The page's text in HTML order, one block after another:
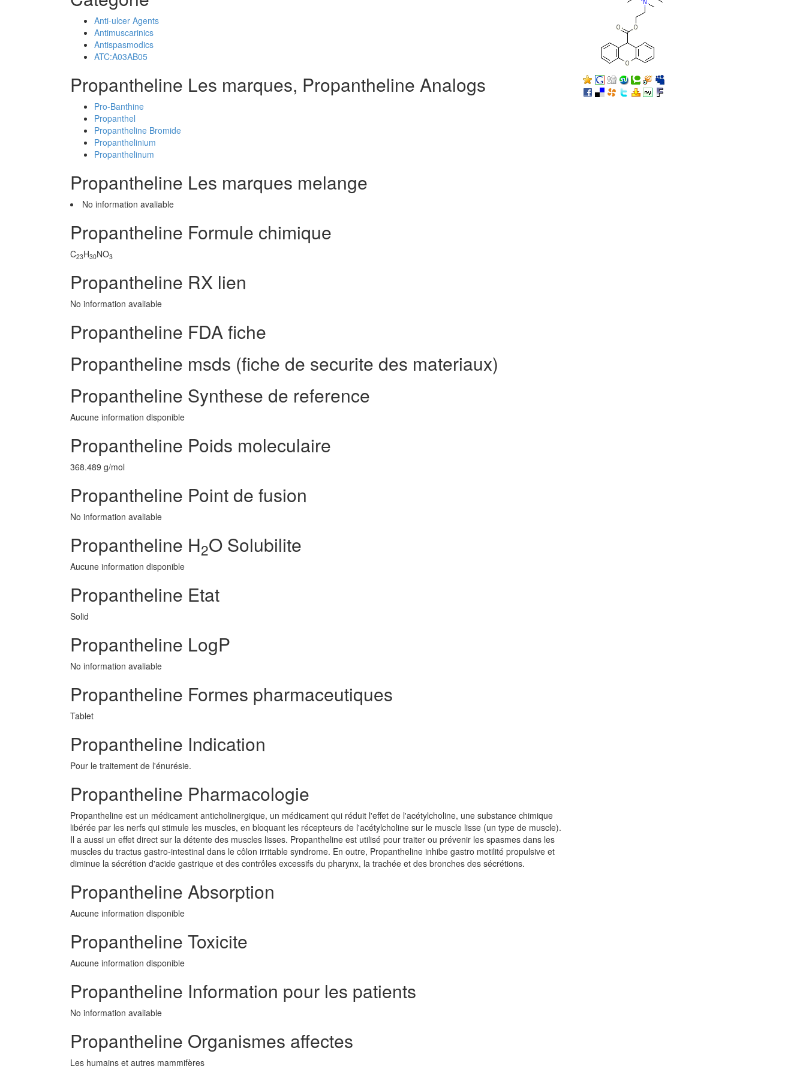
Anti-ulcer Agents
Antimuscarinics
Antispasmodics
ATC:A03AB05
Propantheline Les marques, Propantheline Analogs
Pro-Banthine
Propanthel
Propantheline Bromide
Propanthelinium
Propanthelinum
Propantheline Les marques melange
No information avaliable
Propantheline Formule chimique
C23H30NO3
Propantheline RX lien
No information avaliable
Propantheline FDA fiche
Propantheline msds (fiche de securite des materiaux)
Propantheline Synthese de reference
Aucune information disponible
Propantheline Poids moleculaire
368.489 g/mol
Propantheline Point de fusion
No information avaliable
Propantheline H2O Solubilite
Aucune information disponible
Propantheline Etat
Solid
Propantheline LogP
No information avaliable
Propantheline Formes pharmaceutiques
Tablet
Propantheline Indication
Pour le traitement de l'énurésie.
Propantheline Pharmacologie
Propantheline est un médicament anticholinergique, un médicament qui réduit l'effet de l'acétylcholine, une substance chimique
libérée par les nerfs qui stimule les muscles, en bloquant les récepteurs de l'acétylcholine sur le muscle lisse (un type de muscle).
Il a aussi un effet direct sur la détente des muscles lisses. Propantheline est utilisé pour traiter ou prévenir les spasmes dans les
muscles du tractus gastro-intestinal dans le côlon irritable syndrome. En outre, Propantheline inhibe gastro motilité propulsive et
diminue la sécrétion d'acide gastrique et des contrôles excessifs du pharynx, la trachée et des bronches des sécrétions.
Propantheline Absorption
Aucune information disponible
Propantheline Toxicite
Aucune information disponible
Propantheline Information pour les patients
No information avaliable
Propantheline Organismes affectes
Les humains et autres mammifères